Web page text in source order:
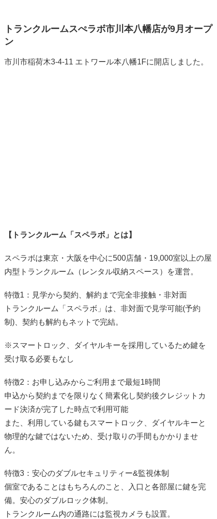
トランクルームスぺラボ市川本八幡店が9月オープ
ン
市川市稲荷木3-4-11 エトワール本八幡1Fに開店しました。
【トランクルーム「スペラボ」とは】
スペラボは東京・大阪を中心に500店舗・19,000室以上の屋
内型トランクルーム（レンタル収納スペース）を運営。
特徴1：見学から契約、解約まで完全非接触・非対面
トランクルーム「スペラボ」は、非対面で見学可能(予約
制)、契約も解約もネットで完結。
※スマートロック、ダイヤルキーを採用しているため鍵を
受け取る必要もなし
特徴2：お申し込みからご利用まで最短1時間
申込から契約までを限りなく簡素化し契約後クレジットカ
ード決済が完了した時点で利用可能
また、利用している鍵もスマートロック、ダイヤルキーと
物理的な鍵ではないため、受け取りの手間もかかりませ
ん。
特徴3：安心のダブルセキュリティー&監視体制
個室であることはもちろんのこと、入口と各部屋に鍵を完
備。安心のダブルロック体制。
トランクルーム内の通路には監視カメラも設置。